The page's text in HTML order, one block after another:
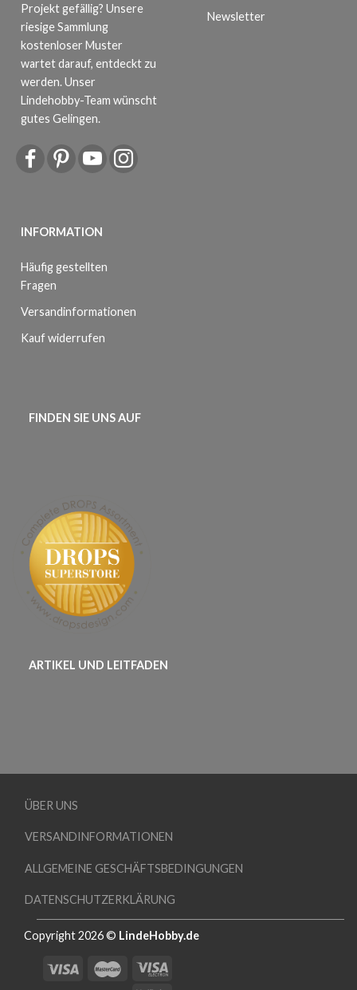
Projekt gefällig? Unsere
riesige Sammlung
kostenloser Muster
wartet darauf, entdeckt zu
werden. Unser
Lindehobby-Team wünscht
gutes Gelingen.
INFORMATION
Häufig gestellten
Fragen
Versandinformationen
Kauf widerrufen
Newsletter
FINDEN SIE UNS AUF
ARTIKEL UND LEITFADEN
ÜBER UNS
VERSANDINFORMATIONEN
ALLGEMEINE GESCHÄFTSBEDINGUNGEN
DATENSCHUTZERKLÄRUNG
Copyright 2026 © LindeHobby.de